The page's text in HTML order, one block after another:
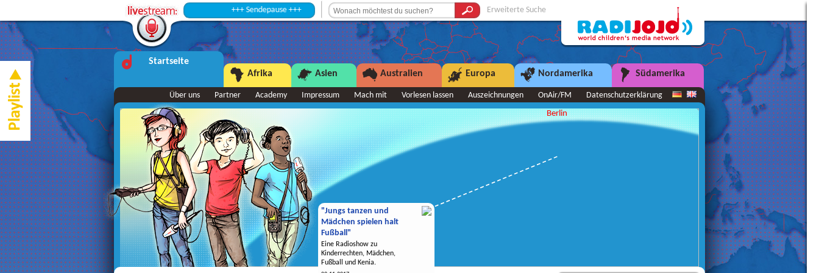
+++ Sendepause +++ Erweiterte Suche
Startseite
Afrika
Asien Australien Europa Nordamerika Südamerika
Über uns Partner Academy Impressum Mach mit Vorlesen lassen Auszeichnungen OnAir/FM Datenschutzerklärung
"Jungs tanzen und
Mädchen spielen halt
Fußball"
Eine Radioshow zu
Kinderrechten, Mädchen,
Fußball und Kenia.
Berlin